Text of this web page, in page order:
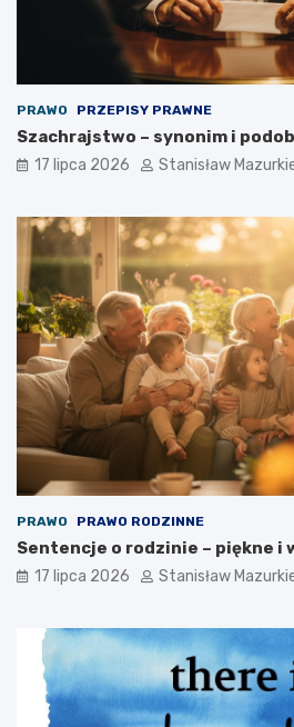
PRAWO PRZEPISY PRAWNE
Szachrajstwo – synonim i
17 lipca 2026 Stanisław
PRAWO PRAWO RODZINNE
Sentencje o rodzinie – piękne i
17 lipca 2026 Stanisław